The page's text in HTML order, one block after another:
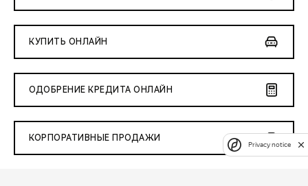
КУПИТЬ ОНЛАЙН
ОДОБРЕНИЕ КРЕДИТА ОНЛАЙН
КОРПОРАТИВНЫЕ ПРОДАЖИ
Privacy notice